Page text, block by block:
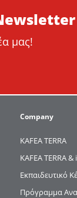
μας!
Company
KAFEA TERRΑ
KAFEA TERRA &
Εκπαιδευτικό
Πρόγραμμα